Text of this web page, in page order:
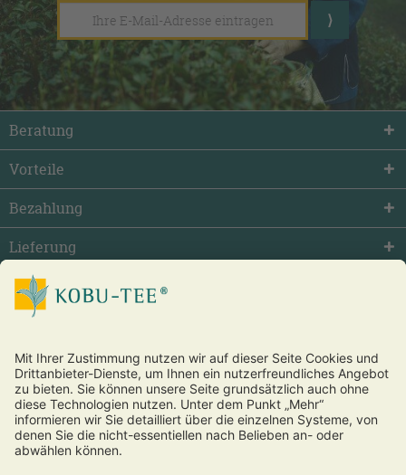
Beratung
Vorteile
Bezahlung
Lieferung
facebook twitter youtube
Vertrag widerrufen